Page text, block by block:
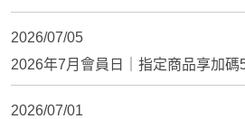
2026/07/05
2026年7月會員日｜指定商品享加碼
2026/07/01